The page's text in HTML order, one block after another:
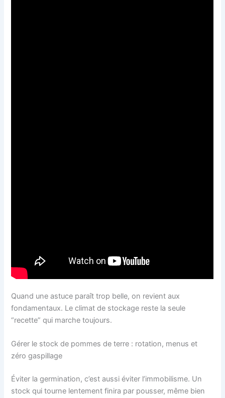
Quand une astuce paraît trop belle, on revient aux
fondamentaux. Le climat de stockage reste la seule
“recette” qui marche toujours.
Gérer le stock de pommes de terre : rotation, menus et
zéro gaspillage
Éviter la germination, c’est aussi éviter l’immobilisme. Un
stock qui tourne lentement finira par pousser, même bien